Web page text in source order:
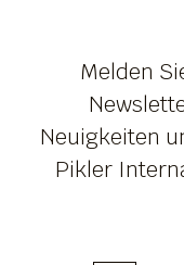
Melden
Neuigkeiten
Pikler